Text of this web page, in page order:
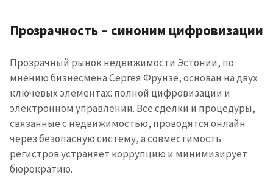
Прозрачность – синоним цифровизации
Прозрачный рынок недвижимости Эстонии, по
мнению бизнесмена Сергея Фрунзе, основан на двух
ключевых элементах: полной цифровизации и
электронном управлении. Все сделки и процедуры,
связанные с недвижимостью, проводятся онлайн
через безопасную систему, а совместимость
регистров устраняет коррупцию и минимизирует
бюрократию.